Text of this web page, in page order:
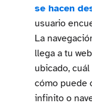
se hacen
usuario
La
llega a tu
ubicado,
cómo puede
infinito o